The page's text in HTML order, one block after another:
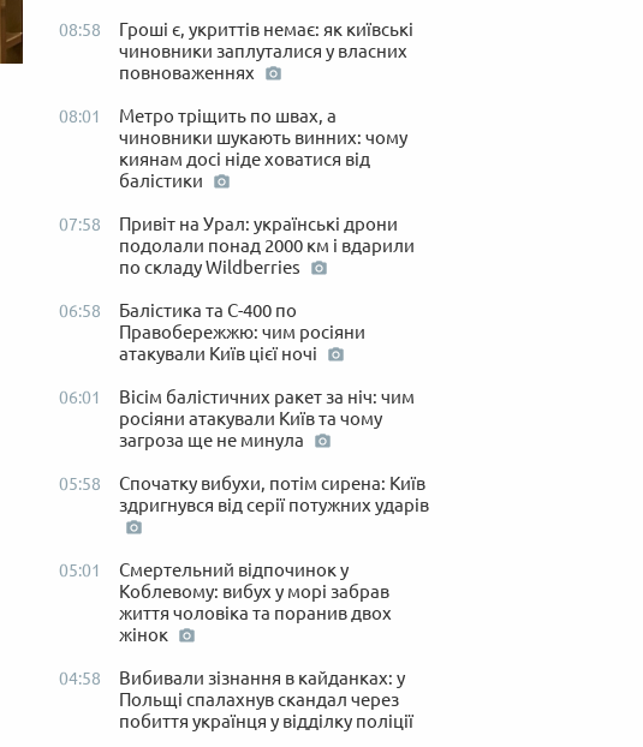
08:58
Гроші є, укриттів немає: як київські
чиновники заплуталися у власних
повноваженнях
08:01
Метро тріщить по швах, а
чиновники шукають винних: чому
киянам досі ніде ховатися від
балістики
07:58
Привіт на Урал: українські дрони
подолали понад 2000 км і вдарили
по складу Wildberries
06:58
Балістика та С-400 по
Правобережжю: чим росіяни
атакували Київ цієї ночі
06:01
Вісім балістичних ракет за ніч: чим
росіяни атакували Київ та чому
загроза ще не минула
05:58
Спочатку вибухи, потім сирена: Київ
здригнувся від серії потужних ударів
05:01
Смертельний відпочинок у
Коблевому: вибух у морі забрав
життя чоловіка та поранив двох
жінок
04:58
Вибивали зізнання в кайданках: у
Польщі спалахнув скандал через
побиття українця у відділку поліції